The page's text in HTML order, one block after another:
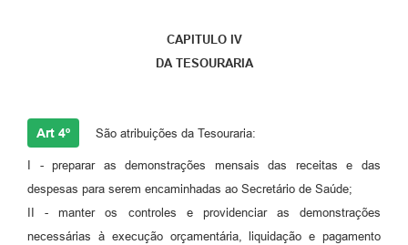
CAPITULO IV
DA TESOURARIA
Art 4º São atribuições da Tesouraria:
I - preparar as demonstrações mensais das receitas e das
despesas para serem encaminhadas ao Secretário de Saúde;
II - manter os controles e providenciar as demonstrações
necessárias à execução orçamentária, liquidação e pagamento